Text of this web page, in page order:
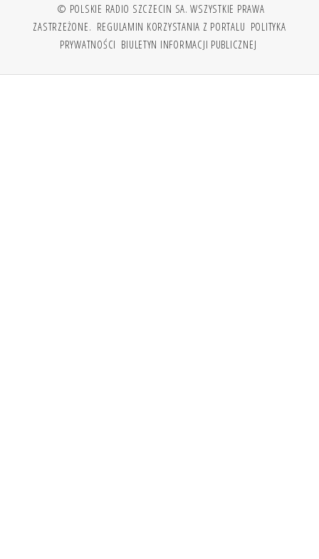
© POLSKIE RADIO SZCZECIN SA. WSZYSTKIE PRAWA
ZASTRZEŻONE. REGULAMIN KORZYSTANIA Z PORTALU POLITYKA
PRYWATNOŚCI BIULETYN INFORMACJI PUBLICZNEJ